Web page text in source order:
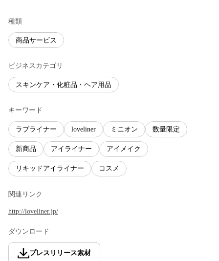
種類
商品サービス
ビジネスカテゴリ
スキンケア・化粧品・ヘア用品
キーワード
ラブライナー loveliner ミニオン 数量限定
新商品 アイライナー アイメイク
リキッドアイライナー コスメ
関連リンク
http://loveliner.jp/
ダウンロード
プレスリリース素材